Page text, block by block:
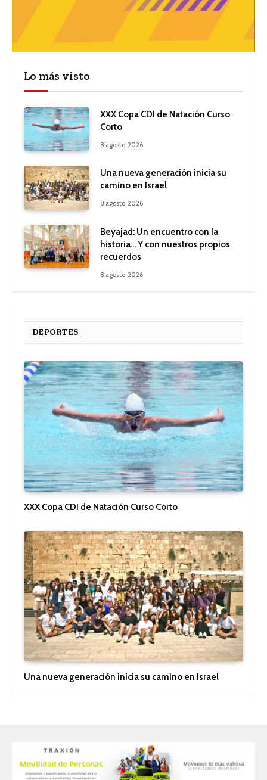
Lo más visto
XXX Copa CDI de Natación Curso
Corto
8 agosto, 2026
Una nueva generación inicia su
camino en Israel
8 agosto, 2026
Beyajad: Un encuentro con la
historia… Y con nuestros propios
recuerdos
8 agosto, 2026
DEPORTES
XXX Copa CDI de Natación Curso Corto
Una nueva generación inicia su camino en Israel